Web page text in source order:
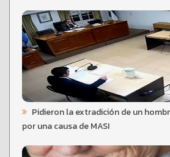
Pidieron la extradición de un
por una causa de MASI